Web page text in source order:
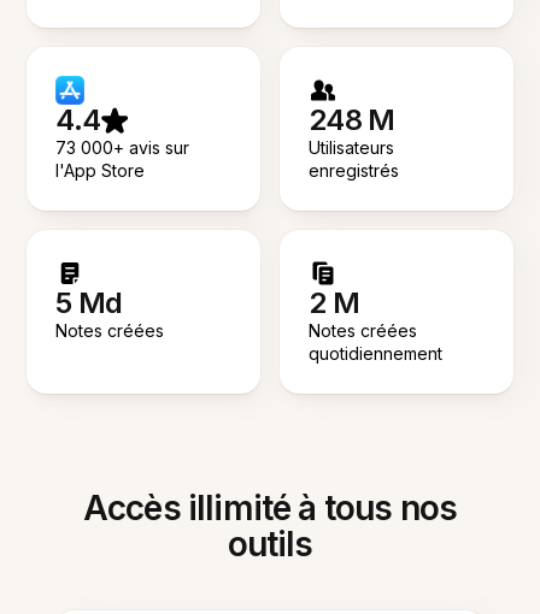
4.4
73 000+ avis sur
l'App Store
248 M
Utilisateurs
enregistrés
5 Md
Notes créées
2 M
Notes créées
quotidiennement
Accès illimité à tous nos
outils